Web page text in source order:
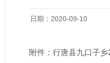
日期：2020-09-10
附件： 行唐县九口子